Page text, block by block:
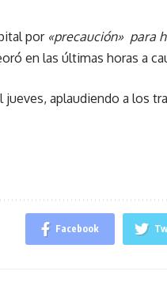
por «precaución» para
en las últimas horas a
aplaudiendo a los
Facebook